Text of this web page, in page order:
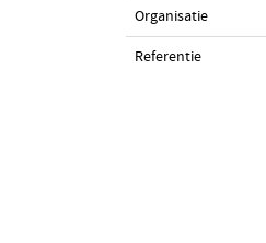
Organisatie
Referentie